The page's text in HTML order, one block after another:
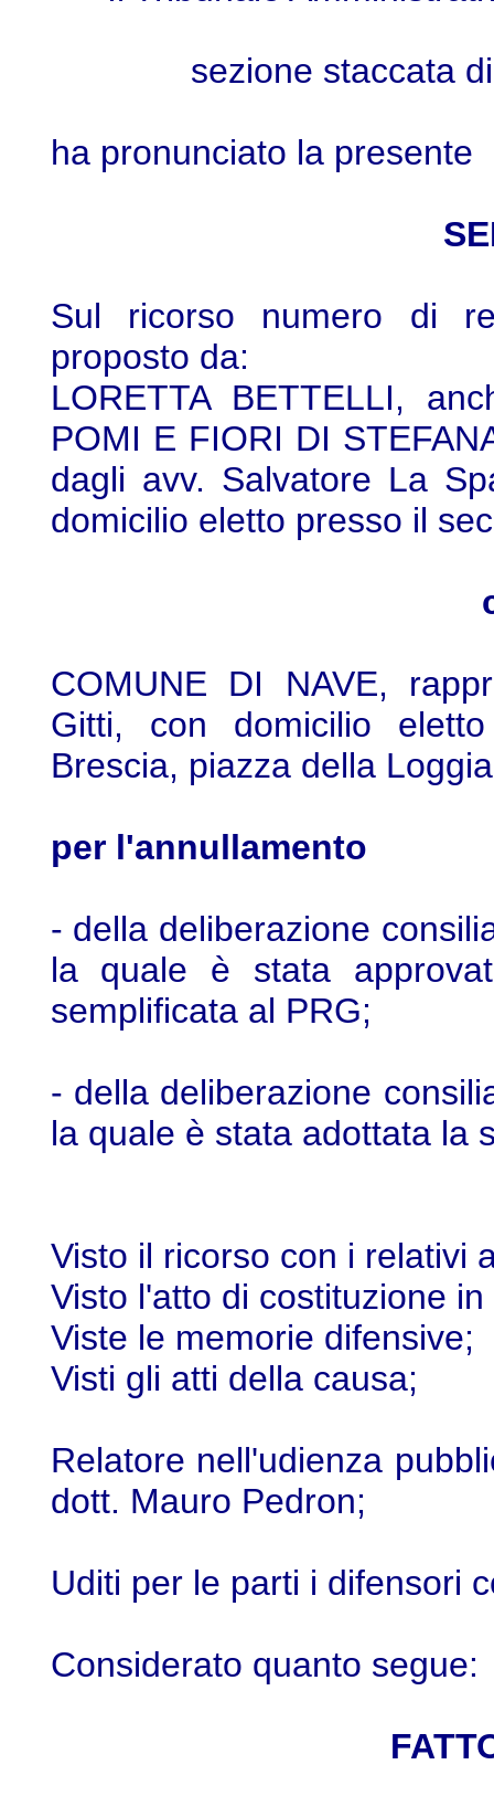
sezione staccata
ha pronunciato la presente
Sul ricorso numero di
proposto da:
LORETTA BETTELLI,
POMI E FIORI DI
dagli avv. Salvatore La
domicilio eletto presso il
COMUNE DI NAVE,
Gitti, con domicilio
Brescia, piazza della
per l'annullamento
- della deliberazione
la quale è stata
semplificata al PRG;
- della deliberazione
la quale è stata adottata la
Visto il ricorso con i relativi
Visto l'atto di costituzione
Viste le memorie difensive;
Visti gli atti della causa;
Relatore nell'udienza
dott. Mauro Pedron;
Uditi per le parti i difensori
Considerato quanto segue: